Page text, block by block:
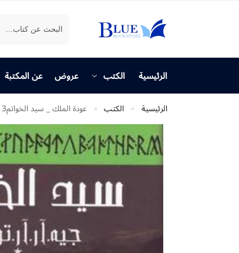
بحث
الرئيسية الكتب عروض عن المكتبة
الرئيسية » الكتب » عودة الملك _ سيد الخواتم3